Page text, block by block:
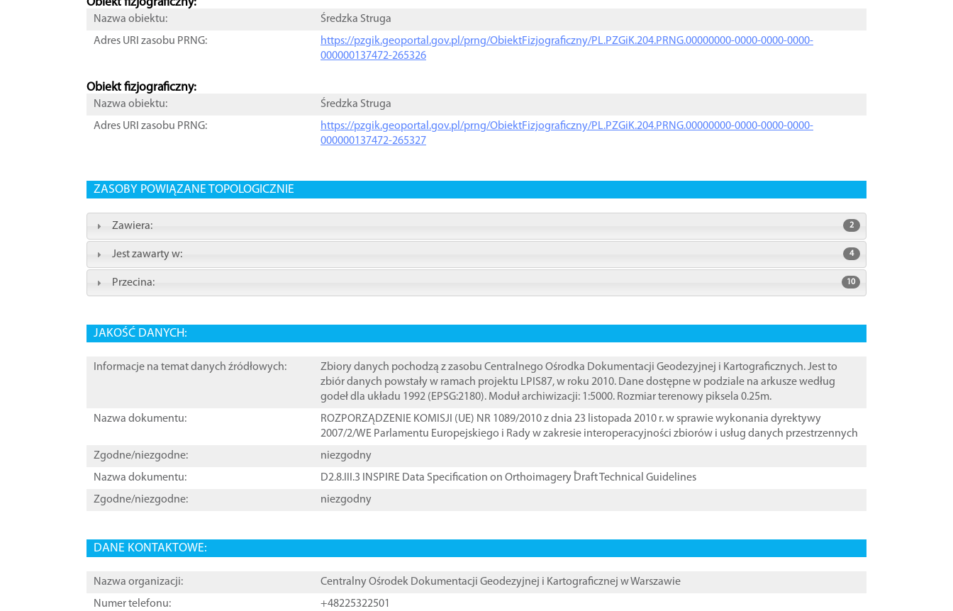
Obiekt fizjograficzny:
Nazwa obiektu:
Średzka Struga
Adres URI zasobu PRNG:
https://pzgik.geoportal.gov.pl/prng/ObiektFizjograficzny/PL.PZGiK.204.PRNG.00000000-0000-0000-0000-
000000137472-265326
Obiekt fizjograficzny:
Nazwa obiektu:
Średzka Struga
Adres URI zasobu PRNG:
https://pzgik.geoportal.gov.pl/prng/ObiektFizjograficzny/PL.PZGiK.204.PRNG.00000000-0000-0000-0000-
000000137472-265327
ZASOBY POWIĄZANE TOPOLOGICZNIE
Zawiera: 2
Jest zawarty w: 4
Przecina: 10
JAKOŚĆ DANYCH:
Informacje na temat danych źródłowych:
Zbiory danych pochodzą z zasobu Centralnego Ośrodka Dokumentacji Geodezyjnej i Kartograficznych. Jest to
zbiór danych powstały w ramach projektu LPIS87, w roku 2010. Dane dostępne w podziale na arkusze według
godeł dla układu 1992 (EPSG:2180). Moduł archiwizacji: 1:5000. Rozmiar terenowy piksela 0.25m.
Nazwa dokumentu:
ROZPORZĄDZENIE KOMISJI (UE) NR 1089/2010 z dnia 23 listopada 2010 r. w sprawie wykonania dyrektywy
2007/2/WE Parlamentu Europejskiego i Rady w zakresie interoperacyjności zbiorów i usług danych przestrzennych
Zgodne/niezgodne:
niezgodny
Nazwa dokumentu:
D2.8.III.3 INSPIRE Data Specification on Orthoimagery ֠Draft Technical Guidelines
Zgodne/niezgodne:
niezgodny
DANE KONTAKTOWE:
Nazwa organizacji:
Centralny Ośrodek Dokumentacji Geodezyjnej i Kartograficznej w Warszawie
Numer telefonu:
+48225322501